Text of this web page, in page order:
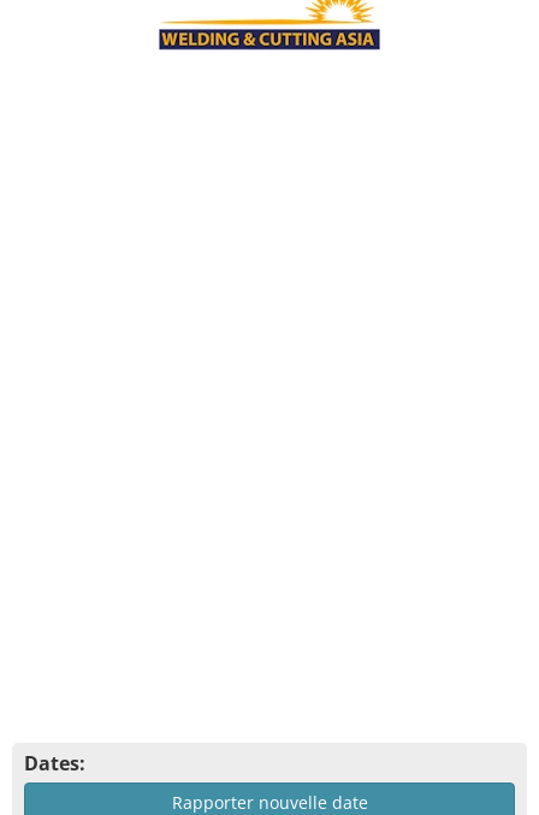
Dates:
Rapporter nouvelle date